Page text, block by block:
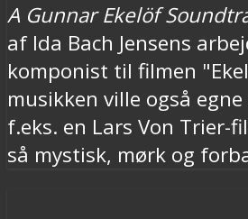
A Gunnar Ekelöf
af Ida Bach Jensens
komponist til filmen
musikken ville også
f.eks. en Lars Von Trier-
så mystisk, mørk og